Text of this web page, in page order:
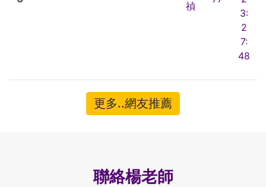
禎
3:
2
7:
48
更多..網友推薦
聯絡楊老師